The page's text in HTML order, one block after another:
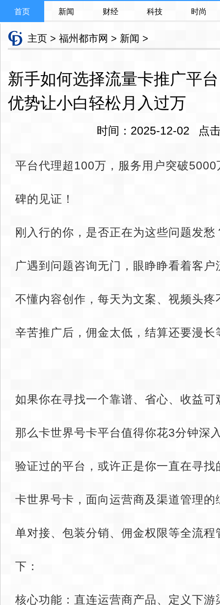
首页 新闻 财经 科技 时尚
主页 > 福州都市网 > 新闻 >
新手如何选择流量卡推广平
优势让小白轻松月入过万
时间：2025-12-02 点
平台代理超100万，服务用户突破
碑的见证！
刚入行的你，是否正在为这些问题发愁
广遇到问题咨询无门，眼睁睁看着客户
不懂内容创作，每天为文案、视频头
辛苦推广后，佣金太低，结算还要漫长
如果你在寻找一个靠谱、省心、收益
那么卡世界号卡平台值得你花3分钟深
验证过的平台，或许正是你一直在寻找
卡世界号卡，面向运营商及渠道管理
单对接、包装分销、佣金权限等全流
下：
核心功能：直连运营商产品、定义下